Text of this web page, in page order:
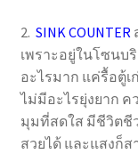
2. SINK COUNTER
เพราะอยู่ในโซนบ
อะไรมาก แค่รื้อตู้
ไม่มีอะไรยุ่งยาก ค
มุมที่สดใส มีชีวิตชี
สวยได้ และแสงก็